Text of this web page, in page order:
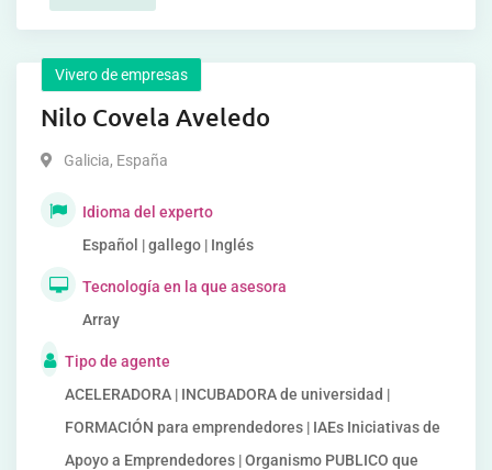
Vivero de empresas
Nilo Covela Aveledo
Galicia, España
Idioma del experto
Español | gallego | Inglés
Tecnología en la que asesora
Array
Tipo de agente
ACELERADORA | INCUBADORA de universidad |
FORMACIÓN para emprendedores | IAEs Iniciativas de
Apoyo a Emprendedores | Organismo PUBLICO que